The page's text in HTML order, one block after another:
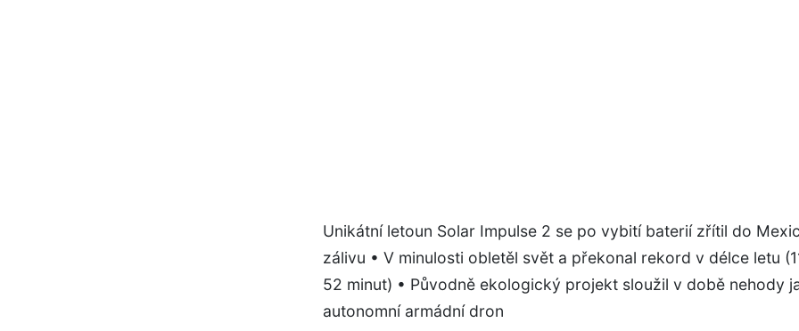
Unikátní letoun Solar Impulse 2 se po vybití baterií zřítil do
zálivu • V minulosti obletěl svět a překonal rekord v délce letu
52 minut) • Původně ekologický projekt sloužil v době nehody
autonomní armádní dron